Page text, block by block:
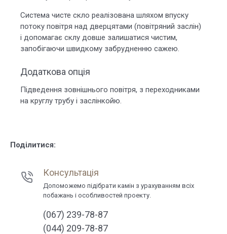
Система чисте скло реалізована шляхом впуску
потоку повітря над дверцятами (повітряний заслін)
і допомагає склу довше залишатися чистим,
запобігаючи швидкому забрудненню сажею.
Додаткова опція
Підведення зовнішнього повітря, з переходниками
на круглу трубу і заслінкойю.
Поділитися:
Консультація
Допоможемо підібрати камін з урахуванням всіх
побажань і особливостей проекту.
(067) 239-78-87
(044) 209-78-87